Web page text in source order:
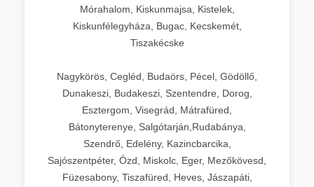
Mórahalom, Kiskunmajsa, Kistelek,
Kiskunfélegyháza, Bugac, Kecskemét,
Tiszakécske
Nagykörös, Cegléd, Budaörs, Pécel, Gödöllő,
Dunakeszi, Budakeszi, Szentendre, Dorog,
Esztergom, Visegrád, Mátrafüred,
Bátonyterenye, Salgótarján,Rudabánya,
Szendrő, Edelény, Kazincbarcika,
Sajószentpéter, Ózd, Miskolc, Eger, Mezőkövesd,
Füzesabony, Tiszafüred, Heves, Jászapáti,